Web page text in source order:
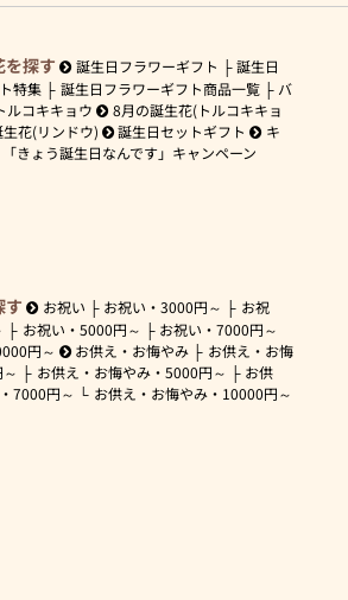
を探す 誕生日フラワーギフト
誕生日
特集
誕生日フラワーギフト商品一覧
バ
ルコキキョウ
8月の誕生花(トルコキキョ
花(リンドウ) 誕生日セットギフト
キ
「きょう誕生日なんです」キャンペーン
す お祝い お祝い・3000円～
お祝
お祝い・ 5000円～ お祝い・7000円～
円～ お供え・お悔やみ
お供え・お悔
お供え・お悔やみ・ 5000円～
お供
7000円～ お供え・お悔やみ・ 10000円～